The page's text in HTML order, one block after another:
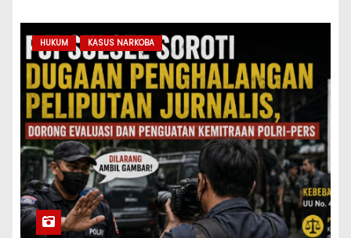
HUKUM KASUS NARKOBA